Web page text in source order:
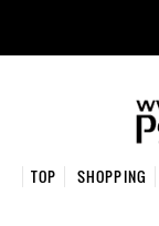
TOP SHOPPING